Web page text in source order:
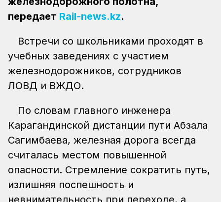
передает Rail-news.kz.
Встречи со школьниками проходят в
учебных заведениях с участием
железнодорожников, сотрудников
ЛОВД и ВЖДО.
По словам главного инженера
Карагандинской дистанции пути Абзала
Сагимбаева, железная дорога всегда
считалась местом повышенной
опасности. Стремление сократить путь,
излишняя поспешность и
невнимательность при переходе, а